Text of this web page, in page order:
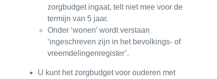
zorgbudget ingaat, telt niet mee voor de
termijn van 5 jaar.
Onder ‘wonen’ wordt verstaan
‘ingeschreven zijn in het bevolkings- of
vreemdelingenregister’.
U kunt het zorgbudget voor ouderen met